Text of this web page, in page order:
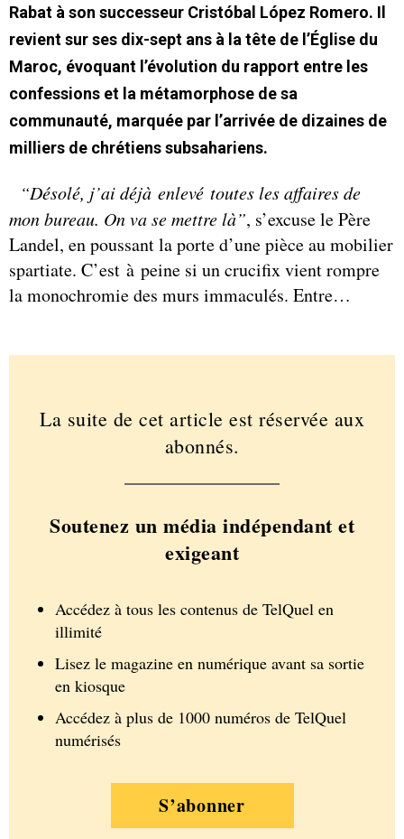
Rabat à son successeur Cristóbal López Romero. Il
revient sur ses dix-sept ans à la tête de l’Église du
Maroc, évoquant l’évolution du rapport entre les
confessions et la métamorphose de sa
communauté, marquée par l’arrivée de dizaines de
milliers de chrétiens subsahariens.
“Désolé, j’ai déjà enlevé toutes les affaires de
mon bureau. On va se mettre là”, s’excuse le Père
Landel, en poussant la porte d’une pièce au mobilier
spartiate. C’est à peine si un crucifix vient rompre
la monochromie des murs immaculés. Entre…
La suite de cet article est réservée aux
abonnés.
Soutenez un média indépendant et
exigeant
Accédez à tous les contenus de TelQuel en
illimité
Lisez le magazine en numérique avant sa sortie
en kiosque
Accédez à plus de 1000 numéros de TelQuel
numérisés
S’abonner